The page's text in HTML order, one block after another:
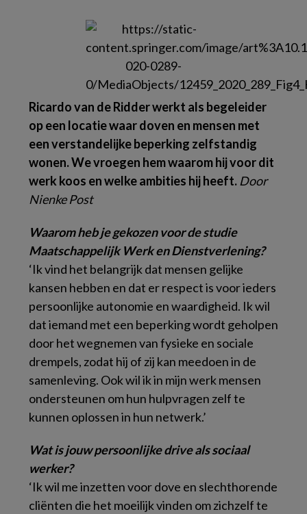
Ricardo van de Ridder werkt als begeleider
op een locatie waar doven en mensen met
een verstandelijke beperking zelfstandig
wonen. We vroegen hem waarom hij voor dit
werk koos en welke ambities hij heeft. Door
Nienke Post
Waarom heb je gekozen voor de studie
Maatschappelijk Werk en Dienstverlening?
‘Ik vind het belangrijk dat mensen gelijke
kansen hebben en dat er respect is voor ieders
persoonlijke autonomie en waardigheid. Ik wil
dat iemand met een beperking wordt geholpen
door het wegnemen van fysieke en sociale
drempels, zodat hij of zij kan meedoen in de
samenleving. Ook wil ik in mijn werk mensen
ondersteunen om hun hulpvragen zelf te
kunnen oplossen in hun netwerk.’
Wat is jouw persoonlijke drive als sociaal
werker?
‘Ik wil me inzetten voor dove en slechthorende
cliënten die het moeilijk vinden om zichzelf te